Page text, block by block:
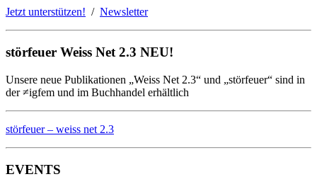
Jetzt unterstützen! / Newsletter
störfeuer Weiss Net 2.3 NEU!
Unsere neue Publikationen „Weiss Net 2.3“ und „störfeuer“ sind in
der ≠igfem und im Buchhandel erhältlich
störfeuer – weiss net 2.3
EVENTS